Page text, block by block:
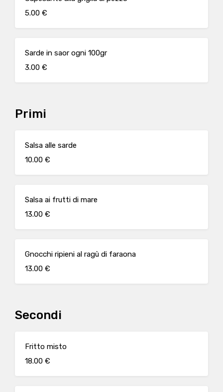
5.00 €
Sarde in saor ogni 100gr
3.00 €
Primi
Salsa alle sarde
10.00 €
Salsa ai frutti di mare
13.00 €
Gnocchi ripieni al ragù di faraona
13.00 €
Secondi
Fritto misto
18.00 €